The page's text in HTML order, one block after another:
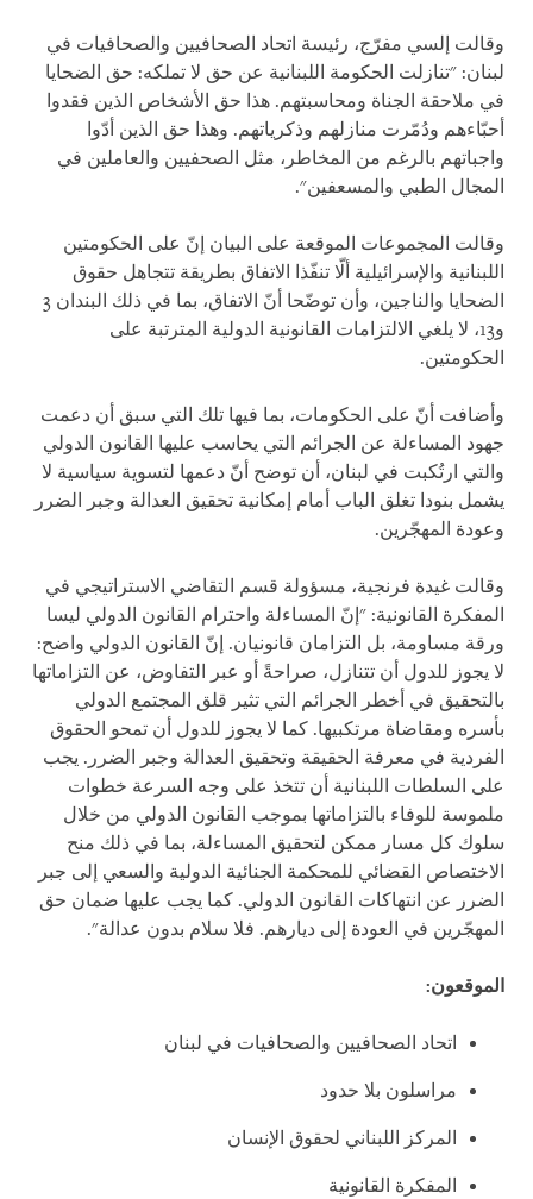
وقالت إلسي مفرّج، رئيسة اتحاد الصحافيين والصحافيات في
لبنان: "تنازلت الحكومة اللبنانية عن حق لا تملكه: حق الضحايا
في ملاحقة الجناة ومحاسبتهم. هذا حق الأشخاص الذين فقدوا
أحبّاءهم ودُمّرت منازلهم وذكرياتهم. وهذا حق الذين أدّوا
واجباتهم بالرغم من المخاطر، مثل الصحفيين والعاملين في
المجال الطبي والمسعفين".
وقالت المجموعات الموقعة على البيان إنّ على الحكومتين
اللبنانية والإسرائيلية ألّا تنفّذا الاتفاق بطريقة تتجاهل حقوق
الضحايا والناجين، وأن توضّحا أنّ الاتفاق، بما في ذلك البندان 3
و13، لا يلغي الالتزامات القانونية الدولية المترتبة على
الحكومتين.
وأضافت أنّ على الحكومات، بما فيها تلك التي سبق أن دعمت
جهود المساءلة عن الجرائم التي يحاسب عليها القانون الدولي
والتي ارتُكبت في لبنان، أن توضح أنّ دعمها لتسوية سياسية لا
يشمل بنودا تغلق الباب أمام إمكانية تحقيق العدالة وجبر الضرر
وعودة المهجّرين.
وقالت غيدة فرنجية، مسؤولة قسم التقاضي الاستراتيجي في
المفكرة القانونية: "إنّ المساءلة واحترام القانون الدولي ليسا
ورقة مساومة، بل التزامان قانونيان. إنّ القانون الدولي واضح:
لا يجوز للدول أن تتنازل، صراحةً أو عبر التفاوض، عن التزاماتها
بالتحقيق في أخطر الجرائم التي تثير قلق المجتمع الدولي
بأسره ومقاضاة مرتكبيها. كما لا يجوز للدول أن تمحو الحقوق
الفردية في معرفة الحقيقة وتحقيق العدالة وجبر الضرر. يجب
على السلطات اللبنانية أن تتخذ على وجه السرعة خطوات
ملموسة للوفاء بالتزاماتها بموجب القانون الدولي من خلال
سلوك كل مسار ممكن لتحقيق المساءلة، بما في ذلك منح
الاختصاص القضائي للمحكمة الجنائية الدولية والسعي إلى جبر
الضرر عن انتهاكات القانون الدولي. كما يجب عليها ضمان حق
المهجّرين في العودة إلى ديارهم. فلا سلام بدون عدالة".
الموقعون:
اتحاد الصحافيين والصحافيات في لبنان
مراسلون بلا حدود
المركز اللبناني لحقوق الإنسان
المفكرة القانونية